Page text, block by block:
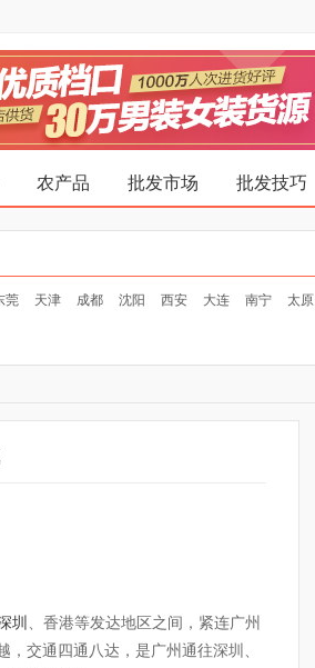
农产品 批发市场 批发技巧
莞 天津 成都 沈阳 西安 大连 南宁 太原
圳 、香港等发达地区之间，紧连广州
交通四通八达，是广州通往深圳、